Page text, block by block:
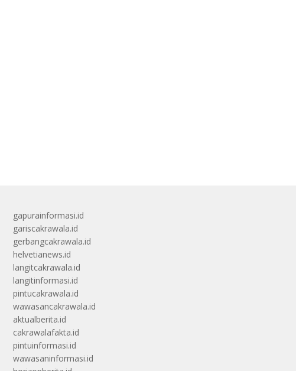
gapurainformasi.id
gariscakrawala.id
gerbangcakrawala.id
helvetianews.id
langitcakrawala.id
langitinformasi.id
pintucakrawala.id
wawasancakrawala.id
aktualberita.id
cakrawalafakta.id
pintuinformasi.id
wawasaninformasi.id